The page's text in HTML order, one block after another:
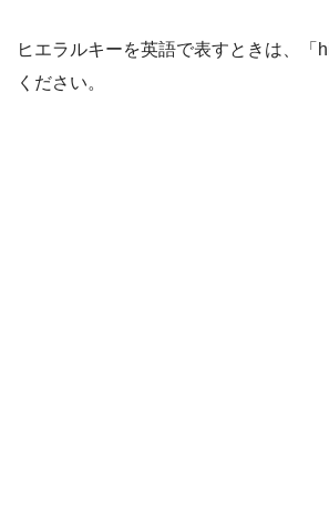
ヒエラルキーを英語で表すときは、「
ください。